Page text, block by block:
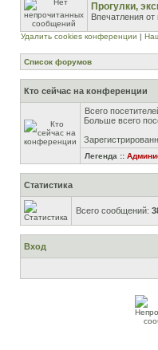
Прогулки,
Впечатления от
Удалить cookies конференции |
Список форумов
Кто сейчас на конференции
Всего
Больше всего
Легенда ::
Статистика
Всего сообщений:
Вход